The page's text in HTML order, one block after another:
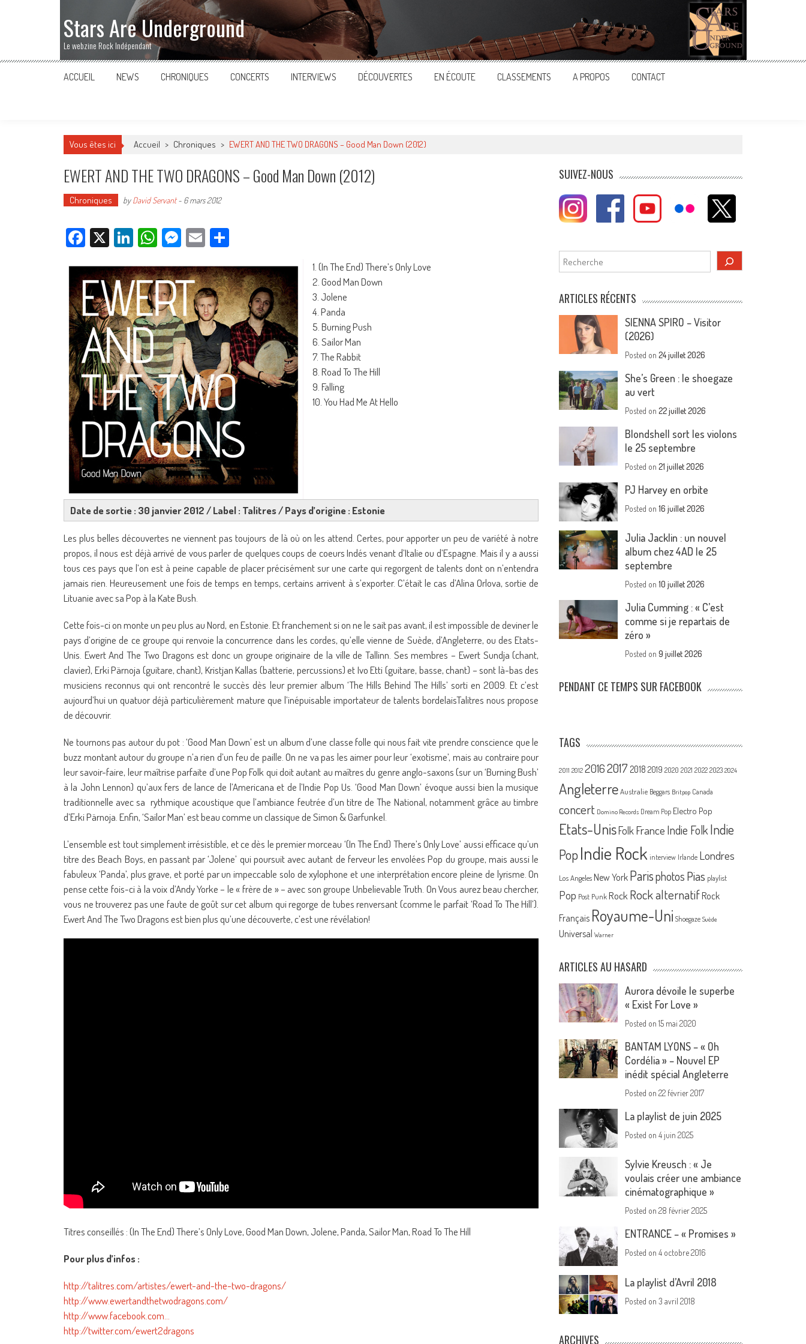
Stars Are Underground
Le webzine Rock Indépendant
ACCUEIL NEWS CHRONIQUES CONCERTS INTERVIEWS DÉCOUVERTES EN ÉCOUTE CLASSEMENTS A PROPOS CONTACT
Vous êtes ici Accueil > Chroniques > EWERT AND THE TWO DRAGONS – Good Man Down (2012)
EWERT AND THE TWO DRAGONS – Good Man Down (2012)
Chroniques byDavid Servant- 6 mars 2012
Facebook
X LinkedIn
WhatsApp
Messenger
Email
1. (In The End) There’s Only Love
2. Good Man Down
3. Jolene
4. Panda
5. Burning Push
6. Sailor Man
7. The Rabbit
8. Road To The Hill
9. Falling
10. You Had Me At Hello
Date de sortie : 30 janvier 2012 / Label : Talitres / Pays d’origine : Estonie
Les plus belles découvertes ne viennent pas toujours de là où on les attend. Certes, pour apporter un peu de variété à notre
propos, il nous est déjà arrivé de vous parler de quelques coups de coeurs Indés venant d’Italie ou d’Espagne. Mais il y a aussi
tous ces pays que l’on est à peine capable de placer précisément sur une carte qui regorgent de talents dont on n’entendra
jamais rien. Heureusement une fois de temps en temps, certains arrivent à s’exporter. C’était le cas d’Alina Orlova, sortie de
Lituanie avec sa Pop à la Kate Bush.
Cette fois-ci on monte un peu plus au Nord, en Estonie. Et franchement si on ne le sait pas avant, il est impossible de deviner le
pays d’origine de ce groupe qui renvoie la concurrence dans les cordes, qu’elle vienne de Suède, d’Angleterre, ou des Etats-
Unis. Ewert And The Two Dragons est donc un groupe originaire de la ville de Tallinn. Ses membres – Ewert Sundja (chant,
clavier), Erki Pärnoja (guitare, chant), Kristjan Kallas (batterie, percussions) et Ivo Etti (guitare, basse, chant) – sont là-bas des
musiciens reconnus qui ont rencontré le succès dès leur premier album ‘The Hills Behind The Hills’ sorti en 2009. Et c’est
aujourd’hui un quatuor déjà particulièrement mature que l’inépuisable importateur de talents bordelaisTalitres nous propose
de découvrir.
Ne tournons pas autour du pot : ‘Good Man Down’ est un album d’une classe folle qui nous fait vite prendre conscience que le
buzz montant autour du groupe n’a rien d’un feu de paille. On ne va pas les aimer pour leur ‘exotisme’, mais au contraire pour
leur savoir-faire, leur maîtrise parfaite d’une Pop Folk qui doit autant au maîtres du genre anglo-saxons (sur un ‘Burning Bush’
à la John Lennon) qu’aux fers de lance de l’Americana et de l’Indie Pop Us. ‘Good Man Down’ évoque aussi bien la musique
traditionnelle avec sa rythmique acoustique que l’ambiance feutrée d’un titre de The National, notamment grâce au timbre
d’Erki Pärnoja. Enfin, ‘Sailor Man’ est beau comme un classique de Simon & Garfunkel.
L’ensemble est tout simplement irrésistible, et ce dès le premier morceau ‘(In The End) There’s Only Love’ aussi efficace qu’un
titre des Beach Boys, en passant par ‘Jolene’ qui poursuit avec autant de ferveur les envolées Pop du groupe, mais aussi le
fabuleux ‘Panda’, plus grave, et porté par un impeccable solo de xylophone et une interprétation encore pleine de lyrisme. On
pense cette fois-ci à la voix d’Andy Yorke – le « frère de » – avec son groupe Unbelievable Truth. On Vous aurez beau chercher,
vous ne trouverez pas une faute de goût sur cet album qui regorge de tubes renversant (comme le parfait ‘Road To The Hill’).
Ewert And The Two Dragons est bien plus qu’une découverte, c’est une révélation!
Titres conseillés : (In The End) There’s Only Love, Good Man Down, Jolene, Panda, Sailor Man, Road To The Hill
Pour plus d’infos :
http://talitres.com/artistes/ewert-and-the-two-dragons/
http://www.ewertandthetwodragons.com/
http://www.facebook.com…
http://twitter.com/ewert2dragons
SUIVEZ-NOUS
Rechercher
ARTICLES RÉCENTS
SIENNA SPIRO – Visitor
(2026)
Posted on24 juillet 2026
She’s Green : le shoegaze
au vert
Posted on22 juillet 2026
Blondshell sort les violons
le 25 septembre
Posted on21 juillet 2026
PJ Harvey en orbite
Posted on16 juillet 2026
Julia Jacklin : un nouvel
album chez 4AD le 25
septembre
Posted on10 juillet 2026
Julia Cumming : « C’est
comme si je repartais de
zéro »
Posted on9 juillet 2026
PENDANT CE TEMPS SUR FACEBOOK
TAGS
2011 2012 20162017 2018 2019 2020 2021 2022 2023 2024
Angleterre Australie Beggars Britpop Canada
concert Domino Records Dream Pop Electro Pop
Etats-UnisFolk France Indie FolkIndie
PopIndie Rock interview Irlande Londres
Los Angeles New York Parisphotos Pias playlist
Pop Post Punk Rock Rock alternatif Rock
Français Royaume-Uni Shoegaze Suède
Universal Warner
ARTICLES AU HASARD
Aurora dévoile le superbe
« Exist For Love »
Posted on15 mai 2020
BANTAM LYONS – « Oh
Cordélia » – Nouvel EP
inédit spécial Angleterre
Posted on22 février 2017
La playlist de juin 2025
Posted on4 juin 2025
Sylvie Kreusch : « Je
voulais créer une ambiance
cinématographique »
Posted on28 février 2025
ENTRANCE – « Promises »
Posted on4 octobre 2016
La playlist d’Avril 2018
Posted on3 avril 2018
ARCHIVES